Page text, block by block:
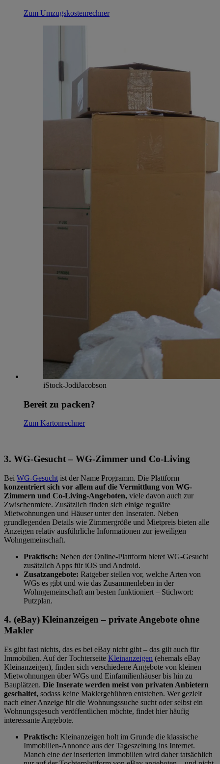
Zum Umzugskostenrechner
iStock-JodiJacobson
Bereit zu packen?
Zum Kartonrechner
3. WG-Gesucht – WG-Zimmer und Co-Living
Bei WG-Gesucht ist der Name Programm. Die Plattform
konzentriert sich vor allem auf die Vermittlung von WG-
Zimmern und Co-Living-Angeboten, viele davon auch zur
Zwischenmiete. Zusätzlich finden sich einige reguläre
Mietwohnungen und Häuser unter den Inseraten. Neben
grundlegenden Details wie Zimmergröße und Mietpreis bieten alle
Anzeigen relativ ausführliche Informationen zur jeweiligen
Wohngemeinschaft.
Praktisch: Neben der Online-Plattform bietet WG-Gesucht
zusätzlich Apps für iOS und Android.
Zusatzangebote: Ratgeber stellen vor, welche Arten von
WGs es gibt und wie das Zusammenleben in der
Wohngemeinschaft am besten funktioniert – Stichwort:
Putzplan.
4. (eBay) Kleinanzeigen – private Angebote ohne
Makler
Es gibt fast nichts, das es bei eBay nicht gibt – das gilt auch für
Immobilien. Auf der Tochterseite Kleinanzeigen (ehemals eBay
Kleinanzeigen), finden sich verschiedene Angebote von kleinen
Mietwohnungen über WGs und Einfamilienhäuser bis hin zu
Bauplätzen. Die Inserate werden meist von privaten Anbietern
geschaltet, sodass keine Maklergebühren entstehen. Wer gezielt
nach einer Anzeige für die Wohnungssuche sucht oder selbst ein
Wohnungsgesuch veröffentlichen möchte, findet hier häufig
interessante Angebote.
Praktisch: Kleinanzeigen holt im Grunde die klassische
Immobilien-Annonce aus der Tageszeitung ins Internet.
Manch eine der inserierten Immobilien wird daher tatsächlich